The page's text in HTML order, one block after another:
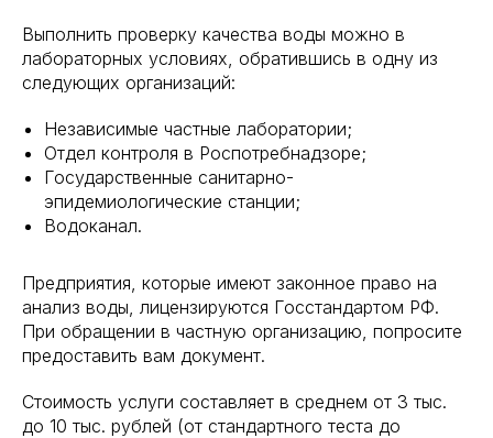
Выполнить проверку качества воды можно в
лабораторных условиях, обратившись в одну из
следующих организаций:
Независимые частные лаборатории;
Отдел контроля в Роспотребнадзоре;
Государственные санитарно-
эпидемиологические станции;
Водоканал.
Предприятия, которые имеют законное право на
анализ воды, лицензируются Госстандартом РФ.
При обращении в частную организацию, попросите
предоставить вам документ.
Стоимость услуги составляет в среднем от 3 тыс.
до 10 тыс. рублей (от стандартного теста до